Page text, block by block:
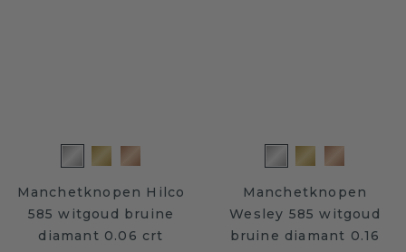
Manchetknopen Hilco
585 witgoud bruine
diamant 0.06 crt
Manchetknopen
Wesley 585 witgoud
bruine diamant 0.16